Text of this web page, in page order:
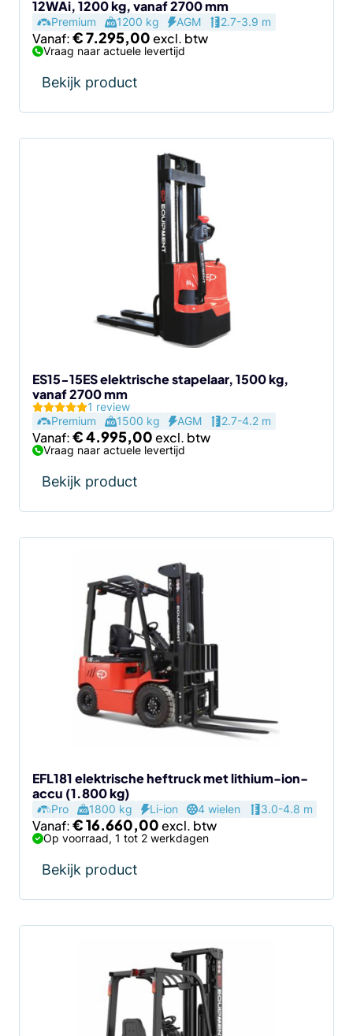
12WAi, 1200 kg, vanaf 2700 mm
Premium 1200 kg AGM 2.7-3.9 m
Vanaf:€7.295,00
Vraag naar actuele levertijd
Bekijk product
productpagina
ES15-15ES elektrische stapelaar, 1500 kg,
vanaf 2700 mm
1 review
Premium
1500 kg AGM 2.7-4.2 m
Vanaf:€4.995,00
Vraag naar actuele levertijd
Bekijk product
de
productpagina
EFL181 elektrische heftruck met lithium-ion-
accu (1.800 kg)
Pro 1800 kg Li-ion 4 wielen 3.0-4.8 m
Vanaf:€16.660,00
Op voorraad, 1 tot 2 werkdagen
Bekijk product
meerdere
variaties.
de
productpagina